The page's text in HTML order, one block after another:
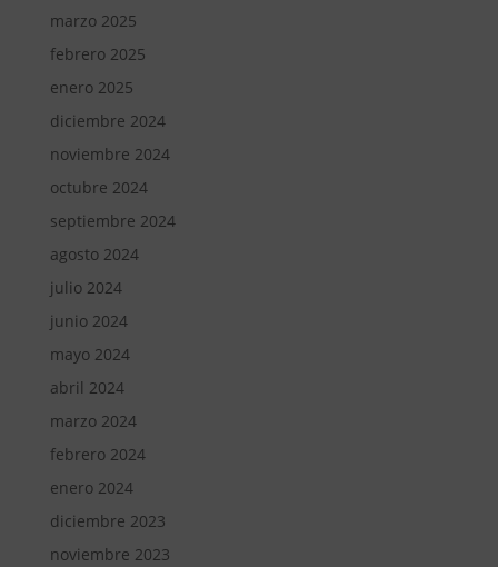
marzo 2025
febrero 2025
enero 2025
diciembre 2024
noviembre 2024
octubre 2024
septiembre 2024
agosto 2024
julio 2024
junio 2024
mayo 2024
abril 2024
marzo 2024
febrero 2024
enero 2024
diciembre 2023
noviembre 2023